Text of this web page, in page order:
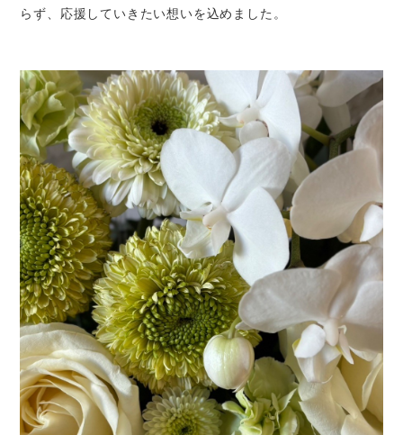
らず、応援していきたい想いを込めました。